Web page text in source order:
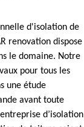
d'isolation de
renovation dispose
le domaine. Notre
pour tous les
une étude
avant toute
d’isolation